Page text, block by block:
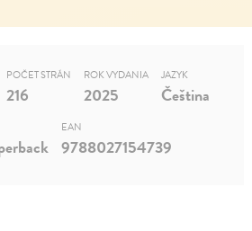
POČET STRÁN
216
ROK VYDANIA
2025
JAZYK
Čeština
EAN
9788027154739